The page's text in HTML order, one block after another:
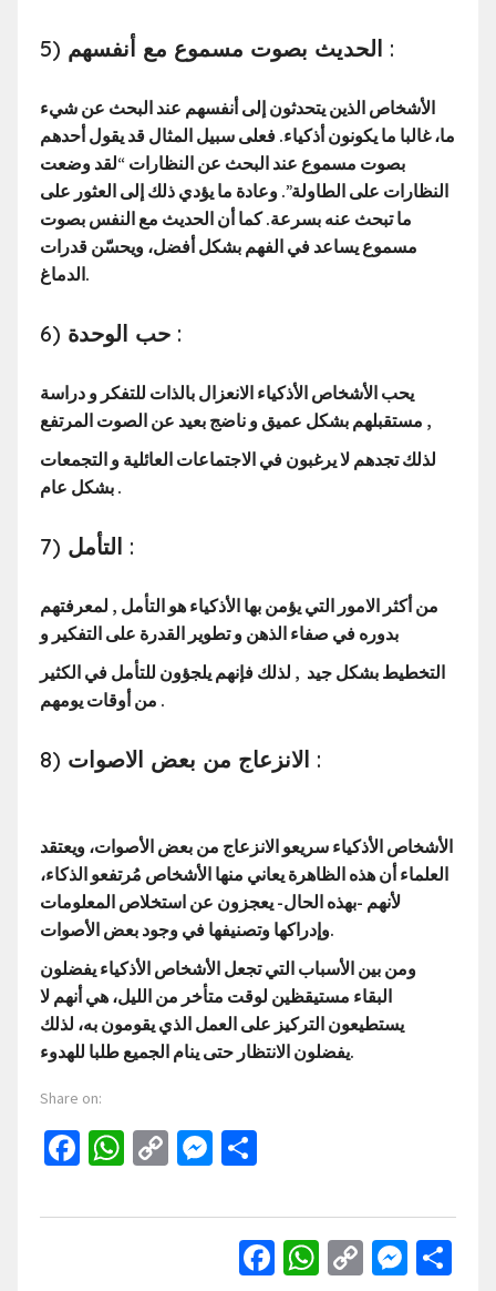
5) الحديث بصوت مسموع مع أنفسهم :
الأشخاص الذين يتحدثون إلى أنفسهم عند البحث عن شيء
ما، غالبا ما يكونون أذكياء. فعلى سبيل المثال قد يقول أحدهم
بصوت مسموع عند البحث عن النظارات “لقد وضعت
النظارات على الطاولة”. وعادة ما يؤدي ذلك إلى العثور على
ما تبحث عنه بسرعة. كما أن الحديث مع النفس بصوت
مسموع يساعد في الفهم بشكل أفضل، ويحسّن قدرات
الدماغ.
6) حب الوحدة :
يحب الأشخاص الأذكياء الانعزال بالذات للتفكر و دراسة
مستقبلهم بشكل عميق و ناضج بعيد عن الصوت المرتفع ,
لذلك تجدهم لا يرغبون في الاجتماعات العائلية و التجمعات
بشكل عام .
7) التأمل :
من أكثر الامور التي يؤمن بها الأذكياء هو التأمل , لمعرفتهم
بدوره في صفاء الذهن و تطوير القدرة على التفكير و
التخطيط بشكل جيد , لذلك فإنهم يلجؤون للتأمل في الكثير
من أوقات يومهم .
8) الانزعاج من بعض الاصوات :
الأشخاص الأذكياء سريعو الانزعاج من بعض الأصوات، ويعتقد
العلماء أن هذه الظاهرة يعاني منها الأشخاص مُرتفعو الذكاء،
لأنهم -بهذه الحال- يعجزون عن استخلاص المعلومات
وإدراكها وتصنيفها في وجود بعض الأصوات.
ومن بين الأسباب التي تجعل الأشخاص الأذكياء يفضلون
البقاء مستيقظين لوقت متأخر من الليل، هي أنهم لا
يستطيعون التركيز على العمل الذي يقومون به، لذلك
يفضلون الانتظار حتى ينام الجميع طلبا للهدوء.
Share on:
Facebook
WhatsApp
CopyMessenger
Facebook
WhatsApp
Copy